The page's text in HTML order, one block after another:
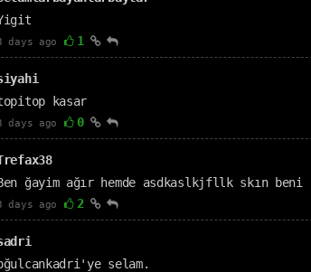
days ago 1
kasar
days ago 0
ğayim ağır hemde asdkaslkjfllk skın beni
days ago 2
selam.